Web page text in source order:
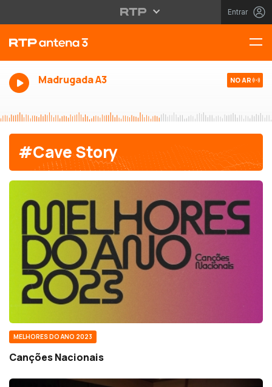
Entrar
Madrugada A3 NO AR
#Cave Story
MELHORES DO ANO 2023
Canções Nacionais